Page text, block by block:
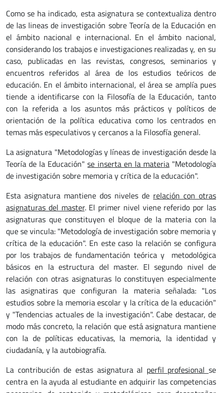
Como se ha indicado, esta asignatura se contextualiza dentro
de las lineas de investigación sobre Teoría de la Educación en
el ámbito nacional e internacional. En el ámbito nacional,
considerando los trabajos e investigaciones realizadas y, en su
caso, publicadas en las revistas, congresos, seminarios y
encuentros referidos al área de los estudios teóricos de
educación. En el ámbito internacional, el área se amplía pues
tiende a identificarse con la Filosofía de la Educación, tanto
con la referida a los asuntos más prácticos y políticos de
orientación de la política educativa como los centrados en
temas más especulativos y cercanos a la Filosofía general.
La asignatura "Metodologías y líneas de investigación desde la
Teoría de la Educación"se inserta en la materia"Metodología
de investigación sobre memoria y crítica de la educación".
Esta asignatura mantiene dos niveles de relación con otras
asignaturas del master. El primer nivel viene referido por las
asignaturas que constituyen el bloque de la materia con la
que se vincula: "Metodología de investigación sobre memoria y
crítica de la educación". En este caso la relación se configura
por los trabajos de fundamentación teórica y metodológica
básicos en la estructura del master. El segundo nivel de
relación con otras asignaturas lo constituyen especialmente
las asignatiras que configuran la materia señalada: "Los
estudios sobre la memoria escolar y la crítica de la educación"
y "Tendencias actuales de la investigación". Cabe destacar, de
modo más concreto, la relación que está asignatura mantiene
con la de políticas educativas, la memoria, la identidad y
ciudadanía, y la autobiografía.
La contribución de estas asignatura al perfil profesional se
centra en la ayuda al estudiante en adquirir las competencias